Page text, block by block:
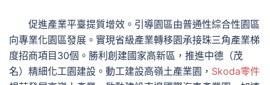
促進產業平臺提質增效。引導園區由普通性綜合性園區
向專業化園區發展。實現省級產業轉移園承接珠三角產業梯
度招商項目30個。勝利創建國家高新區，推進中德（茂
名）精細化工園建設。動工建設高嶺土產業園， Skoda零件